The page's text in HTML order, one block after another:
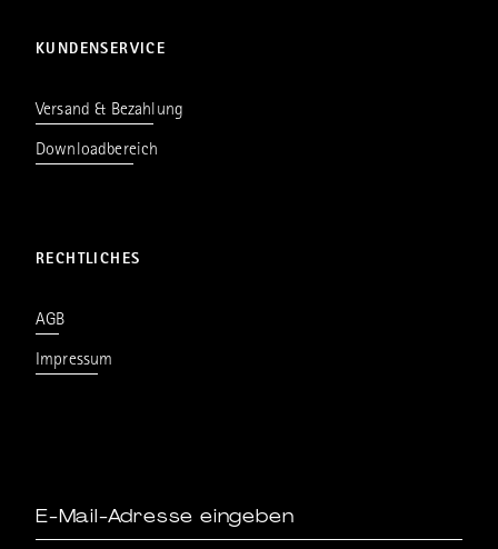
KUNDENSERVICE
Versand & Bezahlung
Downloadbereich
RECHTLICHES
AGB
Impressum